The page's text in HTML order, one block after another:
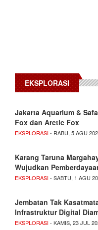
EKSPLORASI
Jakarta Aquarium &
Fox dan Arctic Fox
EKSPLORASI- RABU, 5 AGU
Karang Taruna
Wujudkan
EKSPLORASI- SABTU, 1 AGU
Jembatan Tak
Infrastruktur Digital
EKSPLORASI- KAMIS, 23 JUL